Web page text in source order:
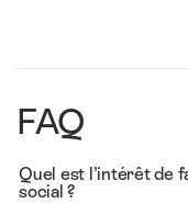
FAQ
Quel est l’intérêt de
social ?